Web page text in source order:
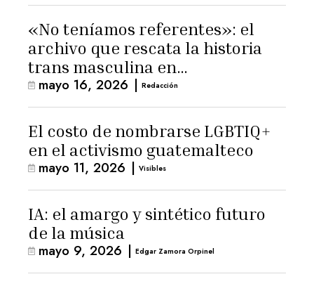
«No teníamos referentes»: el
archivo que rescata la historia
trans masculina en
Latinoamérica
mayo 16, 2026 | Redacción
El costo de nombrarse LGBTIQ+
en el activismo guatemalteco
mayo 11, 2026 | Visibles
IA: el amargo y sintético futuro
de la música
mayo 9, 2026 | Edgar Zamora Orpinel